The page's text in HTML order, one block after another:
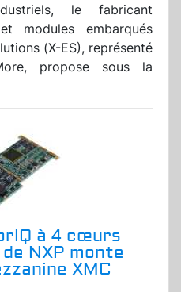
le fabricant
modules embarqués
(X-ES), représenté
propose sous la
à 4 cœurs
NXP monte
XMC